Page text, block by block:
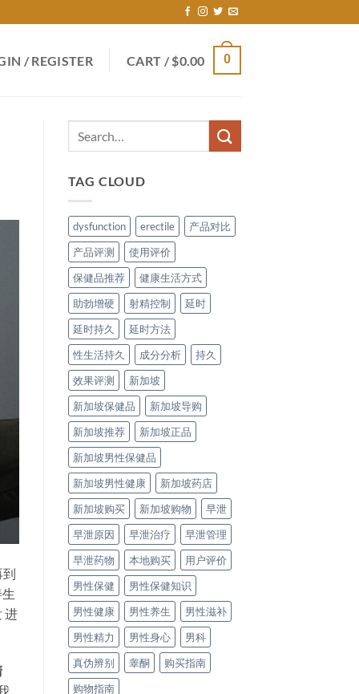
/ REGISTER CART /$0.00 0
进
TAG CLOUD
dysfunction erectile
产品对比
产品评测
使用评价
保健品推荐
健康生活方式
助勃增硬
射精控制
延时
延时持久
延时方法
性生活持久
成分分析
持久
效果评测
新加坡
新加坡保健品
新加坡导购
新加坡推荐
新加坡正品
新加坡男性保健品
新加坡男性健康
新加坡药店
新加坡购买
新加坡购物
早泄
早泄原因
早泄治疗
早泄管理
早泄药物
本地购买
用户评价
男性保健
男性保健知识
男性健康
男性养生
男性滋补
男性精力
男性身心
男科
真伪辨别
睾酮
购买指南
购物指南